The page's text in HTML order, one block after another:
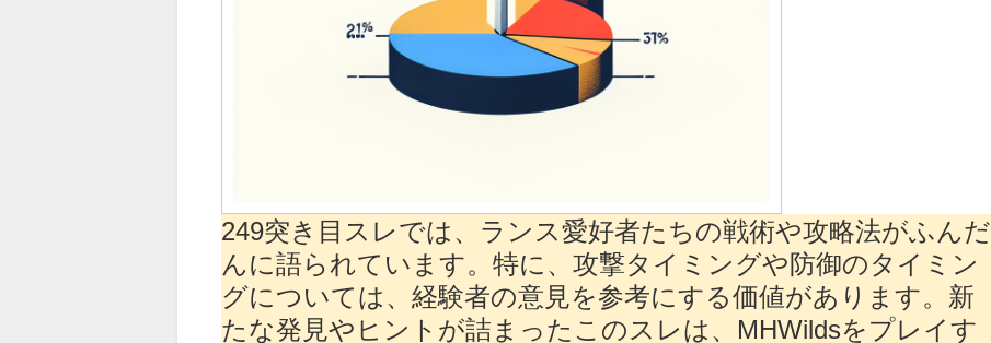
249突き目スレでは、ランス愛好者たちの戦術や攻略法がふんだ
んに語られています。特に、攻撃タイミングや防御のタイミン
グについては、経験者の意見を参考にする価値があります。新
たな発見やヒントが詰まったこのスレは、MHWildsをプレイす